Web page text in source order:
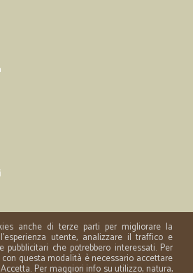
anche di terze parti per migliorare la
utente, analizzare il traffico e
pubblicitari che potrebbero interessati. Per
questa modalità è necessario accettare
Per maggiori info su utilizzo, natura,